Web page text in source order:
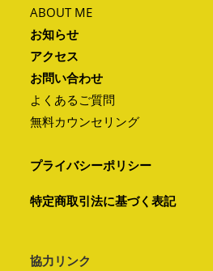
ABOUT ME
お知らせ
アクセス
お問い合わせ
よくあるご質問
無料カウンセリング
プライバシーポリシー
特定商取引法に基づく表記
協力リンク